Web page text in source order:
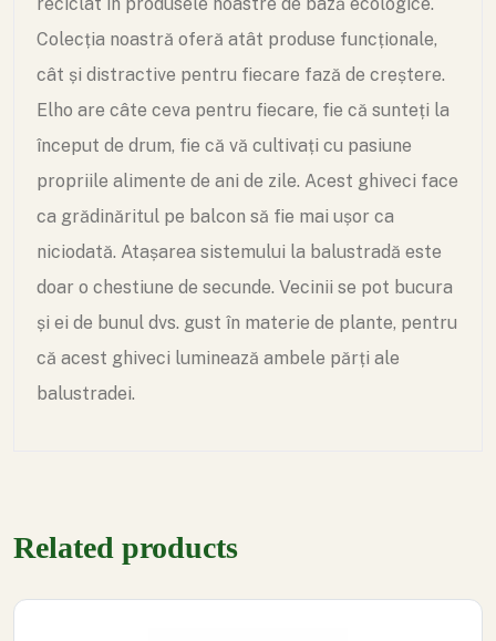
Colecția noastră oferă atât produse funcționale,
cât și distractive pentru fiecare fază de creștere.
Elho are câte ceva pentru fiecare, fie că sunteți la
început de drum, fie că vă cultivați cu pasiune
propriile alimente de ani de zile. Acest ghiveci face
ca grădinăritul pe balcon să fie mai ușor ca
niciodată. Atașarea sistemului la balustradă este
doar o chestiune de secunde. Vecinii se pot bucura
și ei de bunul dvs. gust în materie de plante, pentru
că acest ghiveci luminează ambele părți ale
balustradei.
Related products